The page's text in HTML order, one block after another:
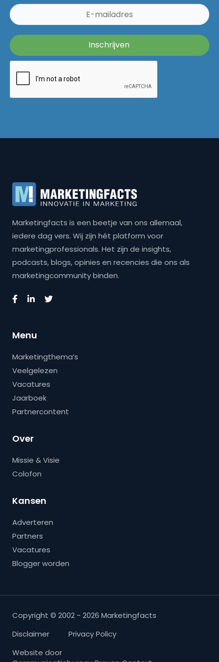
Marketingfacts is een beetje van ons allemaal,
iedere dag vers. Wij zijn hét platform voor
marketingprofessionals. Het zijn de insights,
podcasts, blogs, opinies en recencies die ons als
marketingcommunity binden.
Menu
Marketingthema’s
Veelgelezen
Vacatures
Jaarboek
Partnercontent
Over
Missie & Visie
Colofon
Kansen
Adverteren
Partners
Vacatures
Blogger worden
Copyright © 2002 - 2026 Marketingfacts
Disclaimer
Privacy Policy
Website door